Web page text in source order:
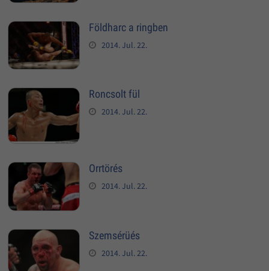
Földharc a ringben
2014. Jul. 22.
Roncsolt fül
2014. Jul. 22.
Orrtörés
2014. Jul. 22.
Szemsérüés
2014. Jul. 22.